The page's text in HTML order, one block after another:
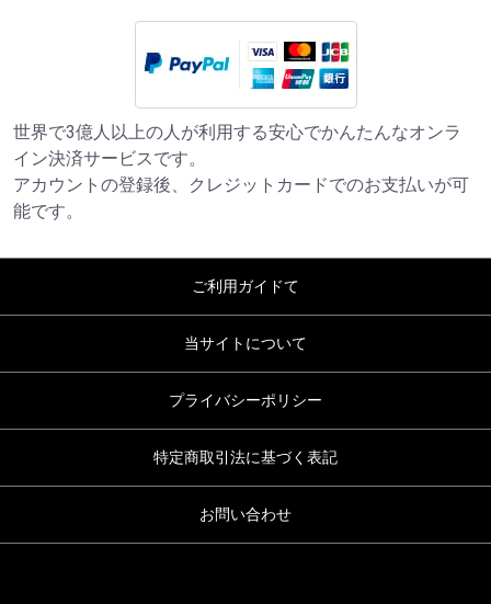
世界で3億人以上の人が利用する安心でかんたんなオンラ
イン決済サービスです。
アカウントの登録後、クレジットカードでのお支払いが可
能です。
ご利用ガイドて
当サイトについて
プライバシーポリシー
特定商取引法に基づく表記
お問い合わせ